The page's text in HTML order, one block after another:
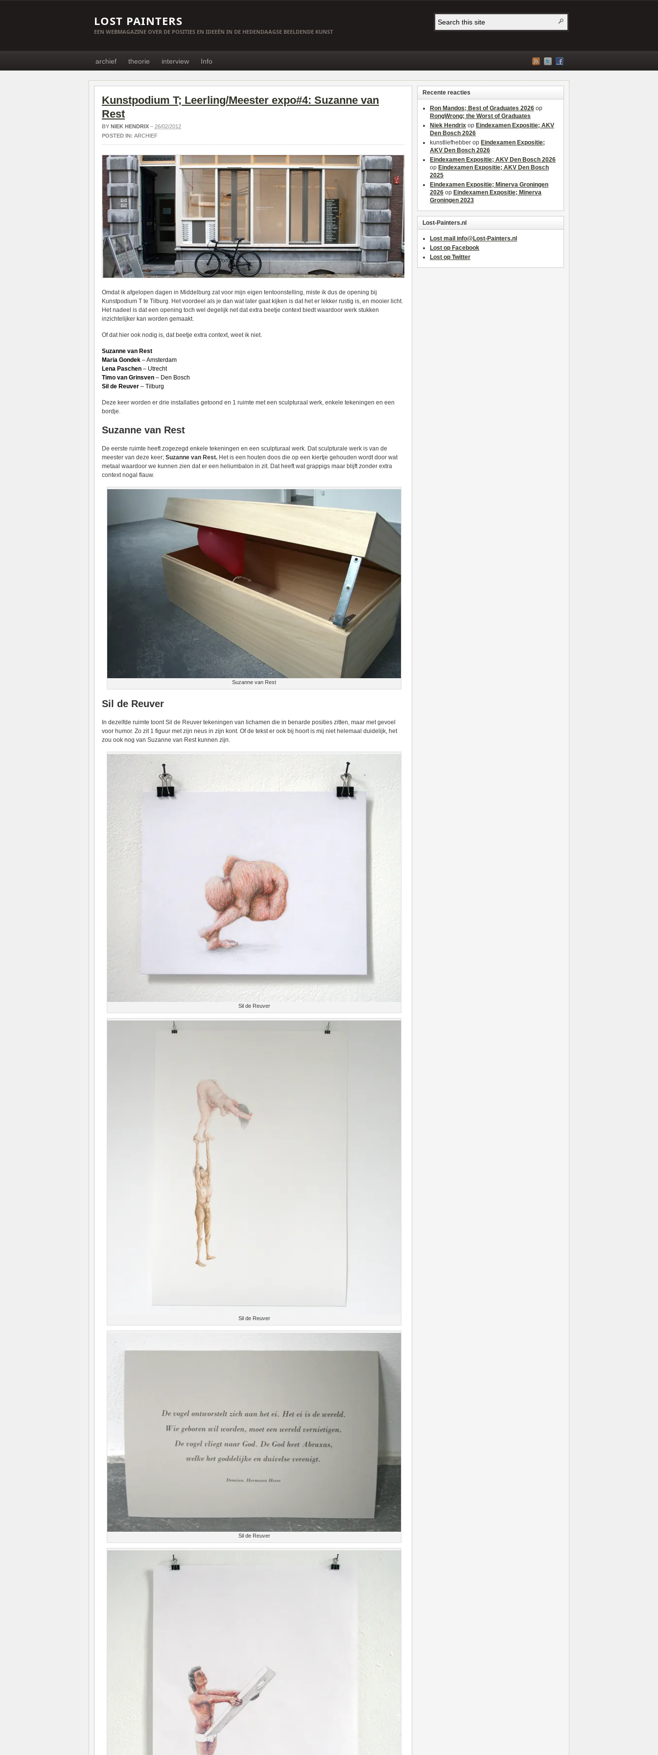
LOST PAINTERS
EEN WEBMAGAZINE OVER DE POSITIES EN IDEEËN IN DE HEDENDAAGSE BEELDENDE KUNST
archief theorie interview Info
Kunstpodium T; Leerling/Meester expo#4: Suzanne van
Rest
BY NIEK HENDRIX – 26/02/2012
POSTED IN: ARCHIEF
Omdat ik afgelopen dagen in Middelburg zat voor mijn eigen tentoonstelling, miste ik dus de opening bij
Kunstpodium T te Tilburg. Het voordeel als je dan wat later gaat kijken is dat het er lekker rustig is, en mooier licht.
Het nadeel is dat een opening toch wel degelijk net dat extra beetje context biedt waardoor werk stukken
inzichtelijker kan worden gemaakt.
Of dat hier ook nodig is, dat beetje extra context, weet ik niet.
Suzanne van Rest
Maria Gondek – Amsterdam
Lena Paschen – Utrecht
Timo van Grinsven – Den Bosch
Sil de Reuver – Tilburg
Deze keer worden er drie installaties getoond en 1 ruimte met een sculpturaal werk, enkele tekeningen en een
bordje.
Suzanne van Rest
De eerste ruimte heeft zogezegd enkele tekeningen en een sculpturaal werk. Dat sculpturale werk is van de
meester van deze keer; Suzanne van Rest. Het is een houten doos die op een kiertje gehouden wordt door wat
metaal waardoor we kunnen zien dat er een heliumbalon in zit. Dat heeft wat grappigs maar blijft zonder extra
context nogal flauw.
Suzanne van Rest
Sil de Reuver
In dezelfde ruimte toont Sil de Reuver tekeningen van lichamen die in benarde posities zitten, maar met gevoel
voor humor. Zo zit 1 figuur met zijn neus in zijn kont. Of de tekst er ook bij hoort is mij niet helemaal duidelijk, het
zou ook nog van Suzanne van Rest kunnen zijn.
Sil de Reuver
Sil de Reuver
Sil de Reuver
Recente reacties
Ron Mandos; Best of Graduates 2026 op
RongWrong; the Worst of Graduates
Niek Hendrix op Eindexamen Expositie; AKV
Den Bosch 2026
kunstliefhebber op Eindexamen Expositie;
AKV Den Bosch 2026
Eindexamen Expositie; AKV Den Bosch 2026
op Eindexamen Expositie; AKV Den Bosch
2025
Eindexamen Expositie; Minerva Groningen
2026 op Eindexamen Expositie; Minerva
Groningen 2023
Lost-Painters.nl
Lost mail info@Lost-Painters.nl
Lost op Facebook
Lost op Twitter